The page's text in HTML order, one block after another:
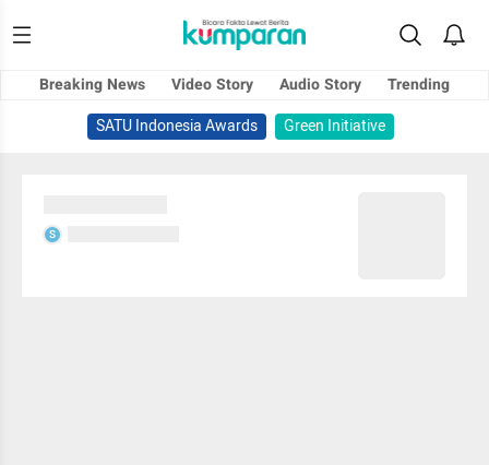
Breaking News Video Story Audio Story
Trending
SATU Indonesia Awards
Green Initiative
S